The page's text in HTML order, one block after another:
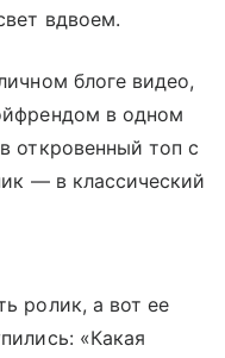
вдвоем.
блоге видео,
в одном
откровенный топ с
— в классический
ролик, а вот ее
«Какая